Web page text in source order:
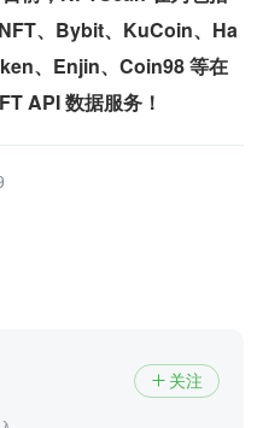
、Bybit、KuCoin、Ha
、Enjin、Coin98 等在
API 数据服务！
 关注